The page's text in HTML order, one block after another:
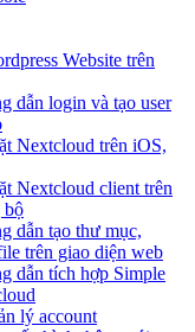
Website trên
dẫn login và tạo user
Nextcloud trên iOS,
Nextcloud client trên
bộ
dẫn tạo thư mục,
trên giao diện web
dẫn tích hợp Simple
lý account